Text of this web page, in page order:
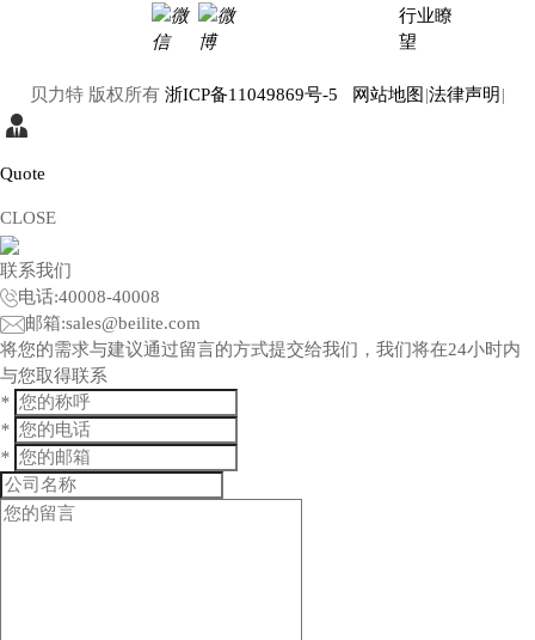
行业瞭
望
贝力特 版权所有浙ICP备11049869号-5 网站地图 |法律声明 |
Quote
CLOSE
联系我们
电话:40008-40008
邮箱:sales@beilite.com
将您的需求与建议通过留言的方式提交给我们，我们将在24小时内
与您取得联系
*
*
*